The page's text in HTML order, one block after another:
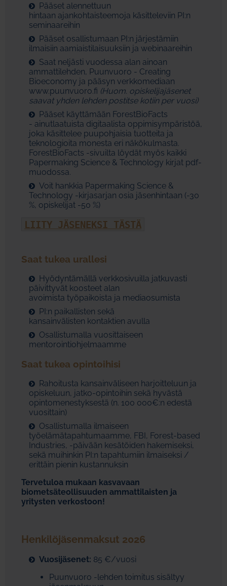
Pääset alennettuun
hintaan ajankohtaisteemoja käsitteleviin PI:n
seminaareihin
Pääset osallistumaan PI:n järjestämiin
ilmaisiin aamiaistilaisuuksiin ja webinaareihin
Saat neljästi vuodessa alan ainoan
ammattilehden, Puunvuoro - Creating
Bioeconomy ja pääsyn verkkomediaan
www.puunvuoro.fi (Huom. opiskelijajäsenet
saavat yhden lehden postitse kotiin per vuosi)
Pääset käyttämään ForestBioFacts
- ainutlaatuista digitaalista oppimisympäristöä,
joka käsittelee puupohjaisia tuotteita ja
teknologioita monesta eri näkökulmasta.
ForestBioFacts -sivuilta löydät myös kaikki
Papermaking Science & Technology kirjat pdf-
muodossa.
Voit hankkia Papermaking Science &
Technology -kirjasarjan osia jäsenhintaan (-30
%, opiskelijat -50 %)
LIITY JÄSENEKSI TÄSTÄ
Saat tukea urallesi
Hyödyntämällä verkkosivuilla jatkuvasti
päivittyvät koosteet alan
avoimista työpaikoista ja mediaosumista
PI:n paikallisten sekä
kansainvälisten kontaktien avulla
Osallistumalla vuosittaiseen
mentorointiohjelmaamme
Saat tukea opintoihisi
Rahoitusta kansainväliseen harjoitteluun ja
opiskeluun, jatko-opintoihin sekä hyvästä
opintomenestyksestä (n. 100 000€:n edestä
vuosittain)
Osallistumalla ilmaiseen
työelämätapahtumaamme, FBI, Forest-based
Industries, -päivään kesätöiden hakemiseksi,
sekä muihinkin PI:n tapahtumiin ilmaiseksi /
erittäin pienin kustannuksin
Tervetuloa mukaan kasvavaan
biometsäteollisuuden ammattilaisten ja
yritysten verkostoon!
Henkilöjäsenmaksut 2026
Vuosijäsenet: 85 €/vuosi
Puunvuoro -lehden toimitus sisältyy